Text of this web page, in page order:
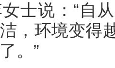
士说：“自
，环境变得
。”